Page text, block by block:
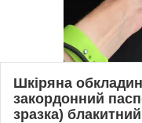
Шкіряна
закордонний
зразка) блакитний